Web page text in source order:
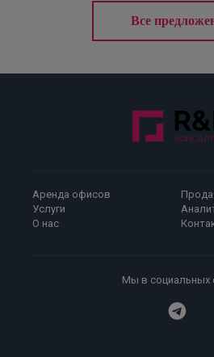
Все
Аренда офисов
Услуги
О нас
Мы в социальных